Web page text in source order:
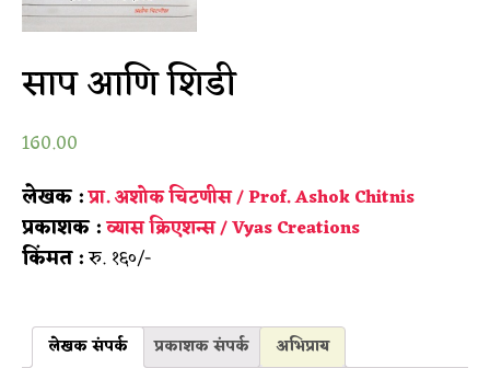
साप आणि शिडी
160.00
लेखक :प्रा. अशोक चिटणीस / Prof. Ashok Chitnis
प्रकाशक :व्यास क्रिएशन्स / Vyas Creations
किंमत :रु. १६०/-
लेखक संपर्क प्रकाशक संपर्क अभिप्राय